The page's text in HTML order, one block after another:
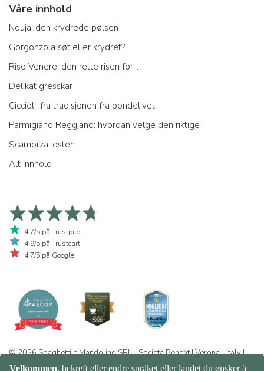
Våre innhold
Nduja: den krydrede pølsen
Gorgonzola søt eller krydret?
Riso Venere: den rette risen for...
Delikat gresskar
Ciccioli, fra tradisjonen fra bondelivet
Parmigiano Reggiano: hvordan velge den riktige
Scamorza: osten...
Alt innhold
4,7/5 på Trustpilot
4,9/5 på Trustcart
4,7/5 på Google
© 2026 Spaghetti e Mandolino SRL - Società Benefit | Verona - Italy |
+39 351 865 9444 | P.I. IT04913730232 | Certificazione BIO: IT-BIO-